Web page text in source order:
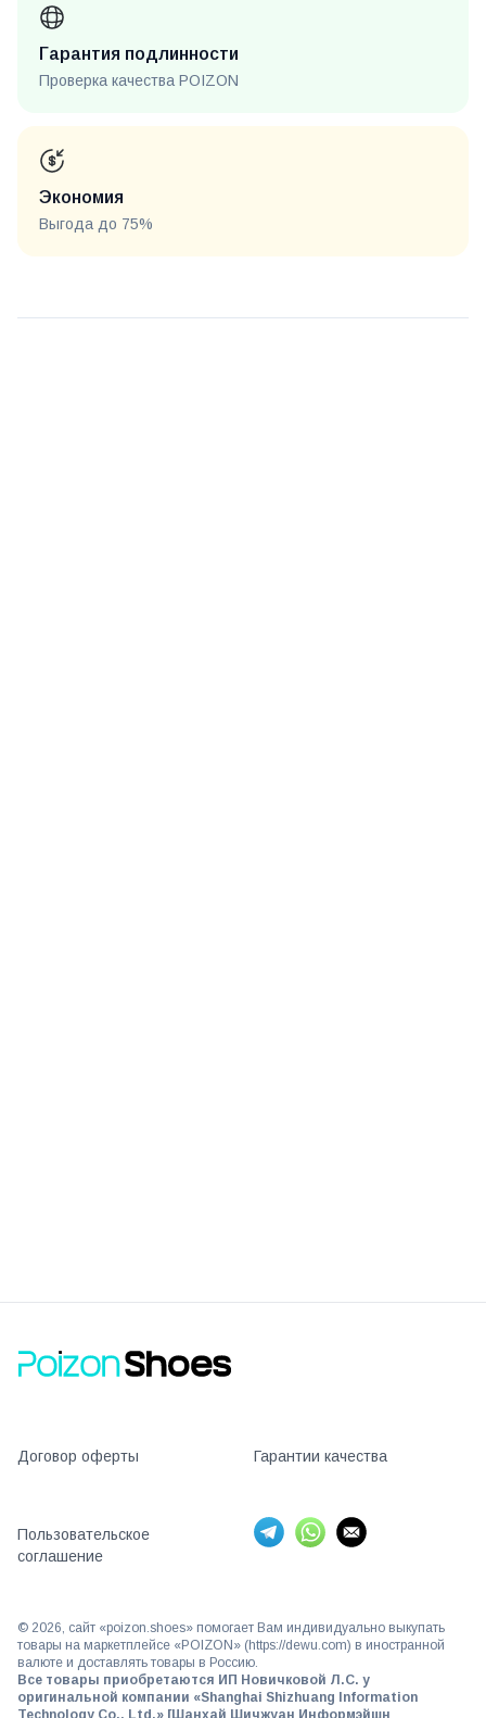
Гарантия подлинности
Проверка качества POIZON
Экономия
Выгода до 75%
Договор оферты Гарантии качества
Пользовательское
соглашение
© 2026, сайт «poizon.shoes» помогает Вам индивидуально выкупать
товары на маркетплейсе «POIZON» (https://dewu.com) в иностранной
валюте и доставлять товары в Россию.
Все товары приобретаются ИП Новичковой Л.С. у
оригинальной компании «Shanghai Shizhuang Information